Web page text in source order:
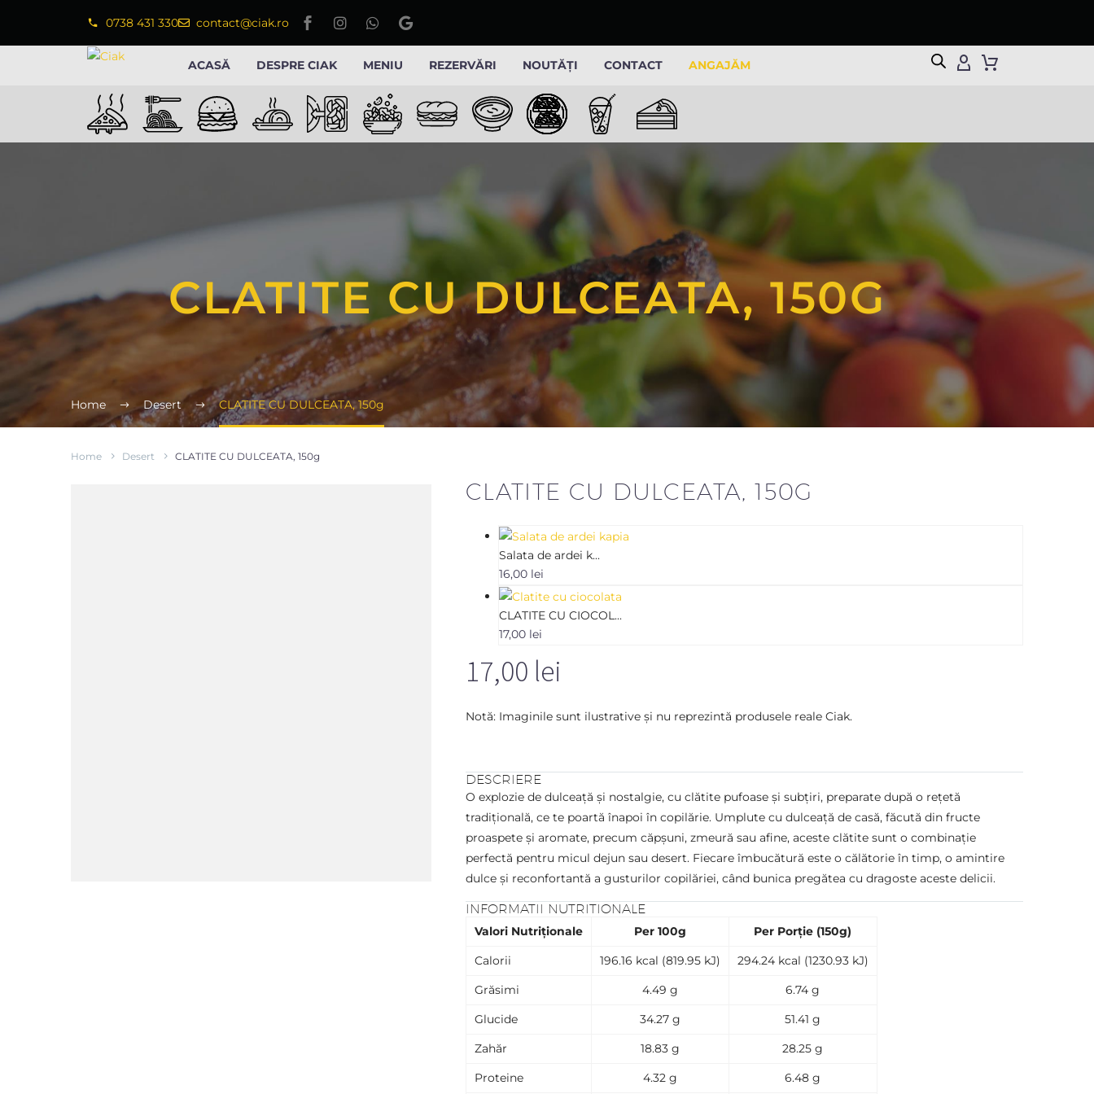
0738 431 330 contact@ciak.ro
ACASĂ DESPRE CIAK MENIU REZERVĂRI NOUTĂȚI CONTACT ANGAJĂM
CLATITE CU DULCEATA, 150G
Home Desert CLATITE CU DULCEATA, 150g
Home Desert CLATITE CU DULCEATA, 150g
CLATITE CU DULCEATA, 150G
Salata de ardei k...
16,00 lei
CLATITE CU CIOCOL...
17,00 lei
17,00 lei
Notă: Imaginile sunt ilustrative și nu reprezintă produsele reale Ciak.
DESCRIERE
O explozie de dulceață și nostalgie, cu clătite pufoase și subțiri, preparate după o rețetă
tradițională, ce te poartă înapoi în copilărie. Umplute cu dulceață de casă, făcută din fructe
proaspete și aromate, precum căpșuni, zmeură sau afine, aceste clătite sunt o combinație
perfectă pentru micul dejun sau desert. Fiecare îmbucătură este o călătorie în timp, o amintire
dulce și reconfortantă a gusturilor copilăriei, când bunica pregătea cu dragoste aceste delicii.
INFORMATII NUTRITIONALE
Valori Nutriționale Per 100g
Per Porție (150g)
Calorii
196.16 kcal (819.95 kJ)
294.24 kcal (1230.93 kJ)
Grăsimi
4.49 g
6.74 g
Glucide
34.27 g
51.41 g
Zahăr
18.83 g
28.25 g
Proteine
4.32 g
6.48 g